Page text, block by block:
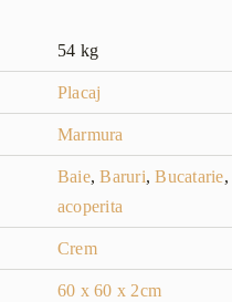
54 kg
Placaj
Marmura
Baie,Baruri,Bucatarie,
acoperita
Crem
60 x 60 x 2cm